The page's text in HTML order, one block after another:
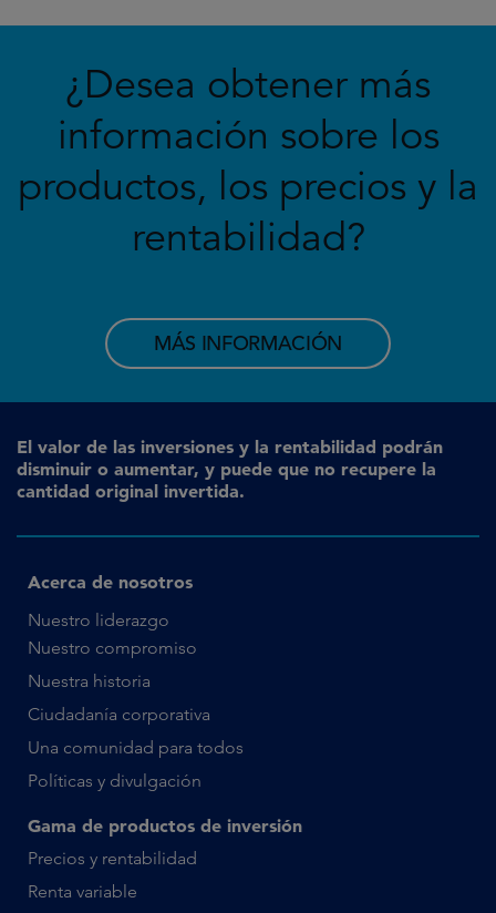
¿Desea obtener más
información sobre los
productos, los precios y la
rentabilidad?
MÁS INFORMACIÓN
El valor de las inversiones y la rentabilidad podrán
disminuir o aumentar, y puede que no recupere la
cantidad original invertida.
Acerca de nosotros
Nuestro liderazgo
Nuestro compromiso
Nuestra historia
Ciudadanía corporativa
Una comunidad para todos
Políticas y divulgación
Gama de productos de inversión
Precios y rentabilidad
Renta variable